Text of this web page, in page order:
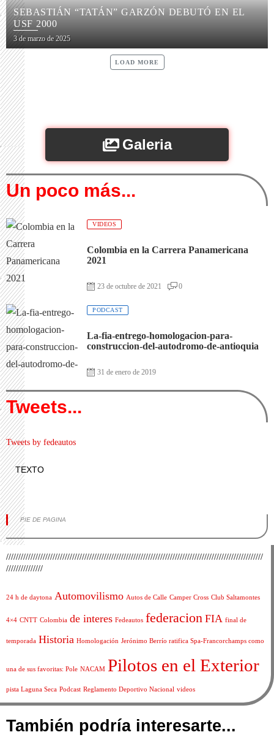
SEBASTIÁN “TATÁN” GARZÓN DEBUTÓ EN EL
USF 2000
3 de marzo de 2025
LOAD MORE
Galeria
Un poco más...
VIDEOS
Colombia en la Carrera Panamericana
2021
23 de octubre de 2021 0
PODCAST
La-fia-entrego-homologacion-para-
construccion-del-autodromo-de-antioquia
31 de enero de 2019
Tweets...
Tweets by fedeautos
TEXTO
PIE DE PAGINA
/////////////////////////////////////////////////////////////////////////////////////////////////////////
///////////////
24 h de daytona Automovilismo Autos de Calle Camper Cross Club Saltamontes
4×4 CNTT Colombia de interes Fedeautos federacion FIA final de
temporada Historia Homologación Jerónimo Berrío ratifica Spa-Francorchamps como
una de sus favoritas: Pole NACAM Pilotos en el Exterior
pista Laguna Seca Podcast Reglamento Deportivo Nacional videos
También podría interesarte...